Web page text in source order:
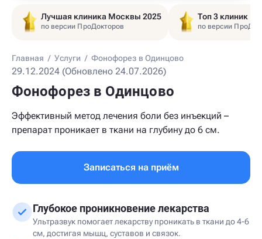
Лучшая клиника Москвы 2025
по версии ПроДокторов
Топ 3 клиник
по версии
Главная / Услуги / Фонофорез в Одинцово
29.12.2024 (Обновлено 24.07.2026)
Фонофорез в Одинцово
Эффективный метод лечения боли без инъекций –
препарат проникает в ткани на глубину до 6 см.
Записаться на приём
Глубокое проникновение лекарства
Ультразвук помогает лекарству проникать в ткани до 4-6
см, достигая мышц, суставов и связок.